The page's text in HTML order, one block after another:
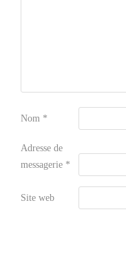
Nom *
Adresse de
messagerie *
Site web